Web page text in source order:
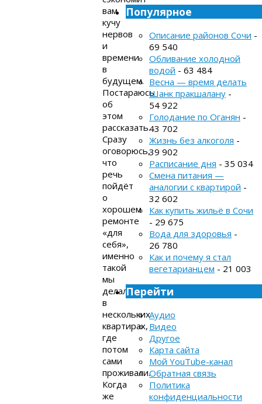
вам
кучу
нервов
и
времени
в
будущем.
Постараюсь
об
этом
рассказать.
Сразу
оговорюсь,
что
речь
пойдёт
о
хорошем
ремонте
«для
себя»,
именно
такой
мы
делали
в
нескольких
квартирах,
где
потом
сами
проживали.
Когда
же
Популярное
Описание районов Сочи -
69 540
Обливание холодной
водой - 63 484
Весна — время делать
Шанк пракшалану -
54 922
Голодание по Оганян -
43 702
Жизнь без алкоголя -
39 902
Расписание дня - 35 034
Смена питания —
аналогии с квартирой -
32 602
Как купить жильё в Сочи
- 29 675
Вода для здоровья -
26 780
Как и почему я стал
вегетарианцем - 21 003
Перейти
Аудио
Видео
Другое
Карта сайта
Мой YouTube-канал
Обратная связь
Политика
конфиденциальности